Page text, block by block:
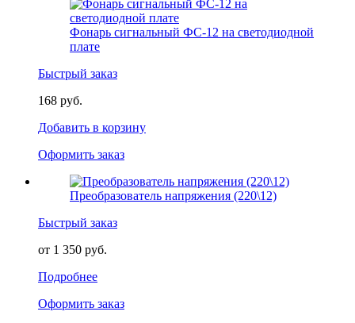
Фонарь сигнальный ФС-12 на светодиодной
плате
Быстрый заказ
168 руб.
Добавить в корзину
Оформить заказ
Преобразователь напряжения (220\12)
Быстрый заказ
от 1 350 руб.
Подробнее
Оформить заказ